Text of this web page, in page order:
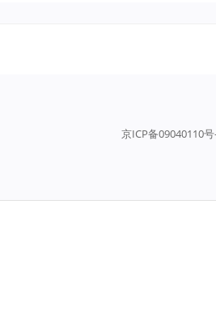
京ICP备09040110